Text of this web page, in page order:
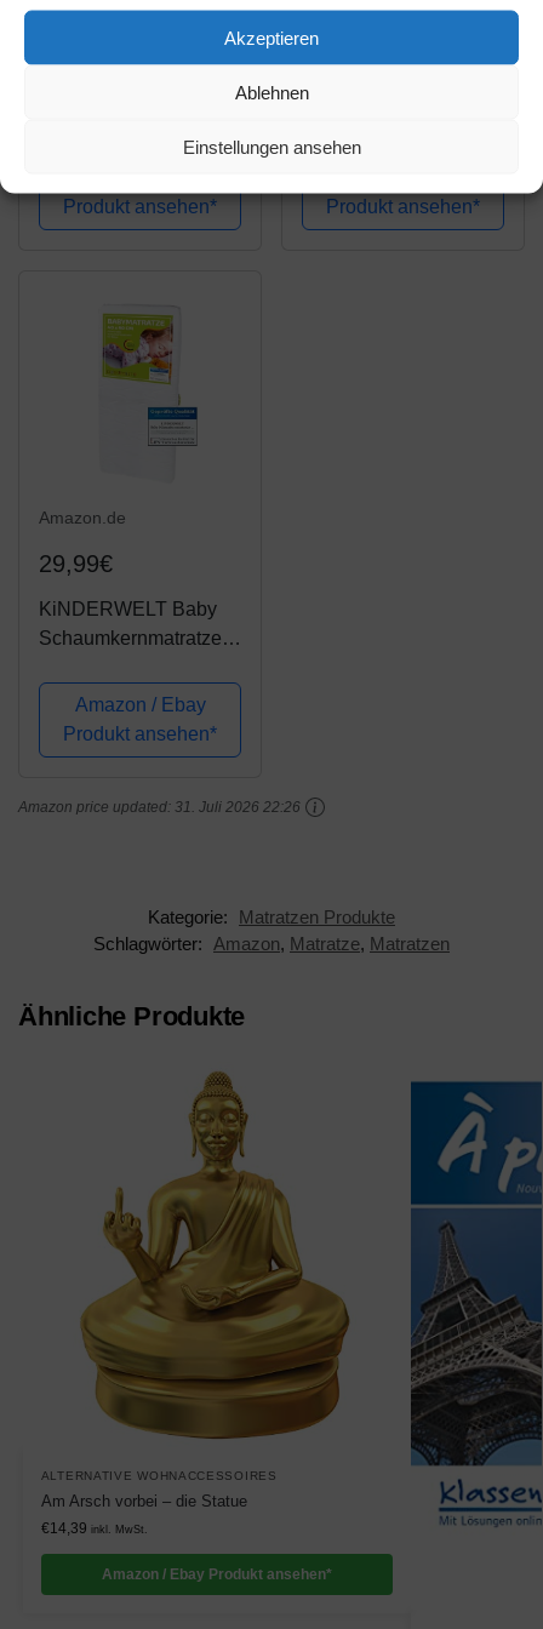
Akzeptieren
Ablehnen
Einstellungen ansehen
Plus, 90 x 40 cm
Produkt ansehen*
47,99€
Exclusiv |
punktelastischer
Kaltschaumkern für
Produkt ansehen*
Amazon.de
29,99€
KiNDERWELT Baby
Schaumkernmatratze
Babymatratze Matratze
40 x 90 weiß
Schaumstoff
Amazon / Ebay
Produkt ansehen*
Amazon price updated: 31. Juli 2026 22:26
Kategorie:
Matratzen Produkte
Schlagwörter:
Amazon, Matratze, Matratzen
Ähnliche Produkte
ALTERNATIVE WOHNACCESSOIRES
Am Arsch vorbei – die Statue
€14,39 inkl. MwSt.
Amazon / Ebay Produkt ansehen*